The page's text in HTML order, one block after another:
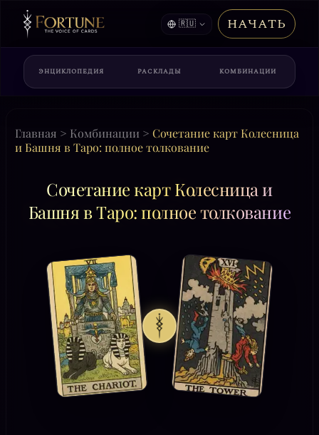
🇷🇺 НАЧАТЬ
ЭНЦИКЛОПЕДИЯ РАСКЛАДЫ КОМБИНАЦИИ
Главная > Комбинации > Сочетание карт Колесница
и Башня в Таро: полное толкование
Сочетание карт Колесница и
Башня в Таро: полное толкование